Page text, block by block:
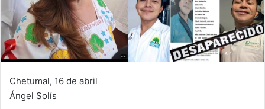
Chetumal, 16 de abril
Ángel Solís